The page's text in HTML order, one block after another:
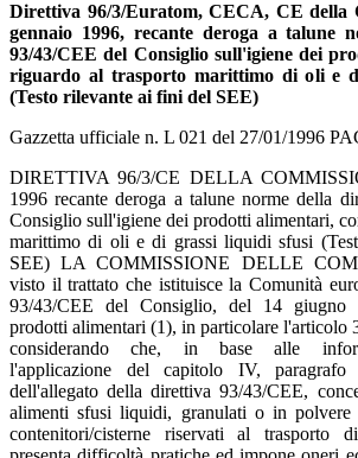
Direttiva 96/3/Euratom, CECA, CE della
gennaio 1996, recante deroga a talune
93/43/CEE del Consiglio sull'igiene dei
riguardo al trasporto marittimo di oli e
(Testo rilevante ai fini del SEE)
Gazzetta ufficiale n. L 021 del 27/01/1996
DIRETTIVA 96/3/CE DELLA
1996 recante deroga a talune norme della
Consiglio sull'igiene dei prodotti alimentari,
marittimo di oli e di grassi liquidi sfusi
SEE) LA COMMISSIONE DELLE
visto il trattato che istituisce la Comunità
93/43/CEE del Consiglio, del 14 giugno
prodotti alimentari (1), in particolare l'articolo
considerando che, in base alle
l'applicazione del capitolo IV, paragrafo
dell'allegato della direttiva 93/43/CEE,
alimenti sfusi liquidi, granulati o in
contenitori/cisterne riservati al trasporto